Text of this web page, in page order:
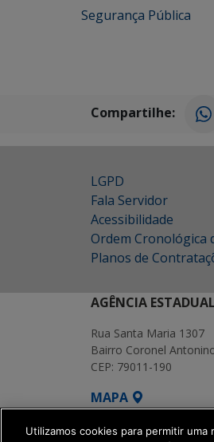
Segurança Pública
Compartilhe:
LGPD
Fala Servidor
Acessibilidade
Ordem Cronológica
Planos de
AGÊNCIA
Rua Santa Maria 1307
Bairro Coronel
CEP: 79011-190
MAPA
SETDIG |
Utilizamos cookies para permitir